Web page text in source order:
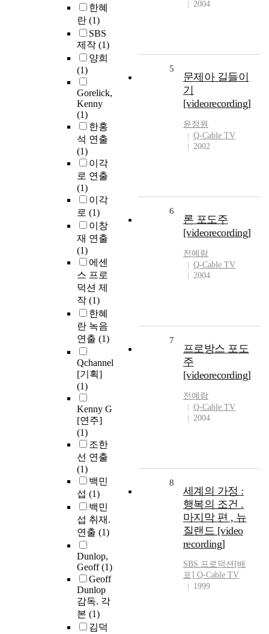
한혜
란 (1)
SBS
제작 (1)
양희
(1)
Gorelick,
Kenny
(1)
한홍
석 연출
(1)
이각
로 연출
(1)
이각
로 (1)
이창
재 연출
(1)
에센
스 프로
덕션 제
작 (1)
한혜
란 녹음
연출 (1)
Qchannel
[기획]
(1)
Kenny G
[연주]
(1)
조한
선 연출
(1)
백민
섭 (1)
백민
섭 취재.
연출 (1)
Dunlop,
Geoff(1)
Geoff
Dunlop
감독. 각
본 (1)
김덕
2004
5
문제아 길들이
기
[videorecording]
윤정원
Q-Cable TV
2002
6
론 포도주
[videorecording]
전예람
Q-Cable TV
2004
7
프로방스 포도
주
[videorecording]
전예람
Q-Cable TV
2004
8
세계의 가정 :
행복의 조건 .
마지막 편 , 뉴
질랜드 [video
recording]
SBS 프로덕션[배
포] Q-Cable TV
1999